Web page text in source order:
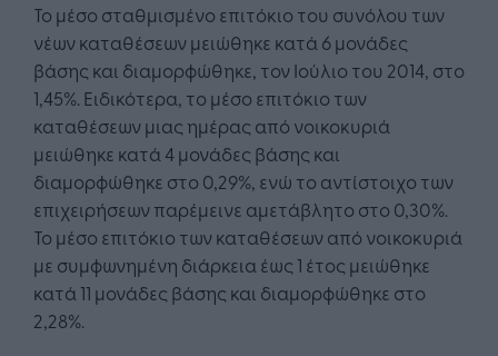
Το μέσο σταθμισμένο επιτόκιο του συνόλου των
νέων καταθέσεων μειώθηκε κατά 6 μονάδες
βάσης και διαμορφώθηκε, τον Ιούλιο του 2014, στο
1,45%. Ειδικότερα, το μέσο επιτόκιο των
καταθέσεων μιας ημέρας από νοικοκυριά
μειώθηκε κατά 4 μονάδες βάσης και
διαμορφώθηκε στο 0,29%, ενώ το αντίστοιχο των
επιχειρήσεων παρέμεινε αμετάβλητο στο 0,30%.
Το μέσο επιτόκιο των καταθέσεων από νοικοκυριά
με συμφωνημένη διάρκεια έως 1 έτος μειώθηκε
κατά 11 μονάδες βάσης και διαμορφώθηκε στο
2,28%.